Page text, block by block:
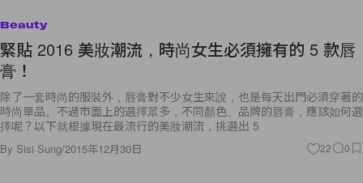
Beauty
緊貼 2016 美妝潮流，時尚女生必須擁有的 5 款唇
膏！
除了一套時尚的服裝外，唇膏對不少女生來說，也是每天出門必須穿著的
時尚單品。不過市面上的選擇眾多，不同顏色、品牌的唇膏，應該如何選
擇呢？以下就根據現在最流行的美妝潮流，挑選出 5
By Sisi Sung/2015年12月30日 22 0